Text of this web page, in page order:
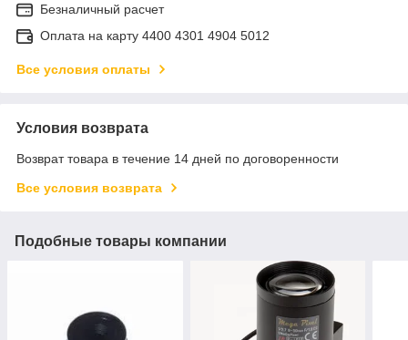
Безналичный расчет
Оплата на карту 4400 4301 4904 5012
Все условия оплаты
Условия возврата
Возврат товара в течение 14 дней по договоренности
Все условия возврата
Подобные товары компании